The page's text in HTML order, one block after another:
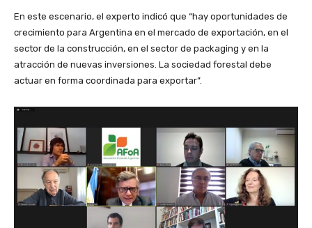
En este escenario, el experto indicó que “hay oportunidades de
crecimiento para Argentina en el mercado de exportación, en el
sector de la construcción, en el sector de packaging y en la
atracción de nuevas inversiones. La sociedad forestal debe
actuar en forma coordinada para exportar”.